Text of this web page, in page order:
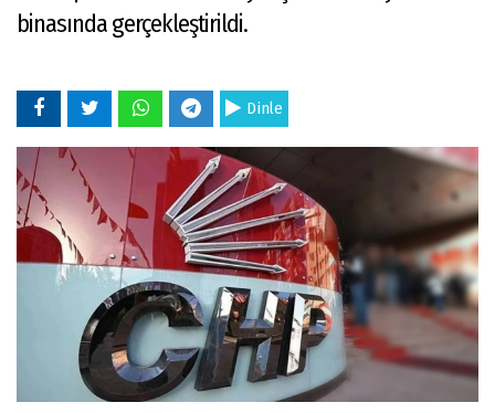
binasında gerçekleştirildi.
Dinle